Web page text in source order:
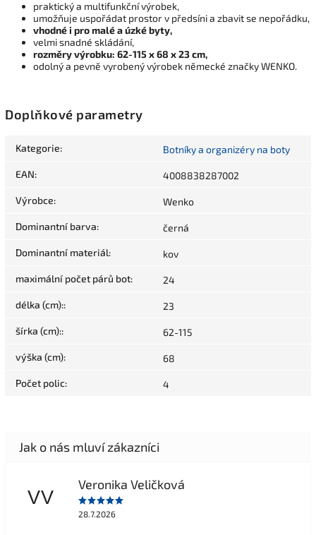
praktický a multifunkční výrobek,
umožňuje uspořádat prostor v předsíni a zbavit se nepořádku,
vhodné i pro malé a úzké byty,
velmi snadné skládání,
rozměry výrobku: 62-115 x 68 x 23 cm,
odolný a pevně vyrobený výrobek německé značky WENKO.
Doplňkové parametry
Kategorie: Botníky a organizéry na boty
EAN: 4008838287002
Výrobce: Wenko
Dominantní barva: černá
Dominantní materiál: kov
maximální počet párů bot: 24
délka (cm):: 23
šírka (cm):: 62-115
výška (cm): 68
Počet polic: 4
VV
Veronika Veličková
28.7.2026